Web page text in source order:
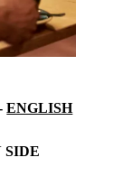
ENGLISH
SIDE